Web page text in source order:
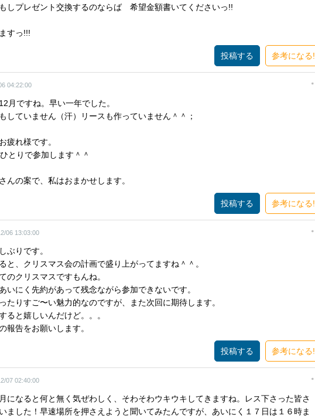
しプレゼント交換するのならば 希望金額書いてくださいっ!!
すっ!!!
参考になる!
04:22:00
月ですね。早い一年でした。
していません（汗）リースも作っていません＾＾；
疲れ様です。
とりで参加します＾＾
んの案で、私はおまかせします。
参考になる!
06 13:03:00
ぶりです。
と、クリスマス会の計画で盛り上がってますね＾＾。
のクリスマスですもんね。
いにく先約があって残念ながら参加できないです。
たりすご〜い魅力的なのですが、また次回に期待します。
ると嬉しいんだけど。。。
報告をお願いします。
参考になる!
07 02:40:00
になると何と無く気ぜわしく、そわそわウキウキしてきますね。レス下さった皆さ
ました！早速場所を押さえようと聞いてみたんですが、あいにく１７日は１６時ま